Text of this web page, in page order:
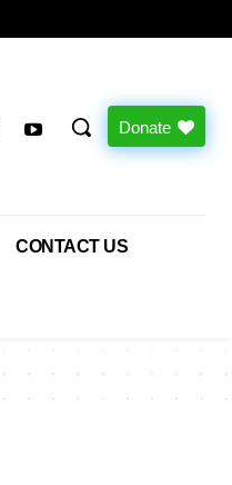
Donate
CONTACT US